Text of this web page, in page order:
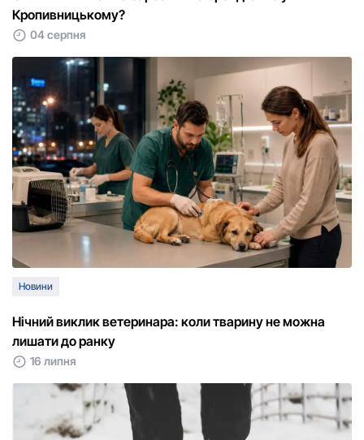
Кропивницькому?
04 серпня
Новини
Нічний виклик ветеринара: коли тварину не можна
лишати до ранку
16 липня